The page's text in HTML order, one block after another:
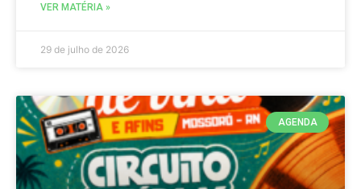
VER MATÉRIA »
29 de julho de 2026
AGENDA